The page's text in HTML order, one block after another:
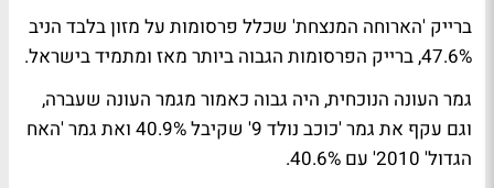
ברייק 'הארוחה המנצחת' שכלל פרסומות על מזון בלבד הניב
47.6%, ברייק הפרסומות הגבוה ביותר מאז ומתמיד בישראל.
גמר העונה הנוכחית, היה גבוה כאמור מגמר העונה שעברה,
וגם עקף את גמר 'כוכב נולד 9' שקיבל 40.9% ואת גמר 'האח
הגדול' 2010' עם 40.6%.